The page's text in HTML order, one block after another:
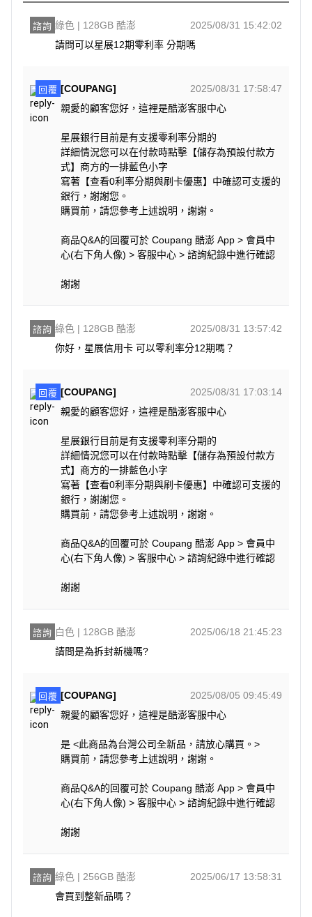
諮詢 綠色 | 128GB 酷澎
2025/08/31 15:42:02
請問可以星展12期零利率 分期嗎
回覆 [COUPANG]
2025/08/31 17:58:47
親愛的顧客您好，這裡是酷澎客服中心
星展銀行目前是有支援零利率分期的
詳細情況您可以在付款時點擊【儲存為預設付款方
式】商方的一排藍色小字
寫著【查看0利率分期與刷卡優惠】中確認可支援的
銀行，謝謝您。
購買前，請您參考上述說明，謝謝。
商品Q&A的回覆可於 Coupang 酷澎 App > 會員中
心(右下角人像) > 客服中心 > 諮詢紀錄中進行確認
謝謝
諮詢 綠色 | 128GB 酷澎
2025/08/31 13:57:42
你好，星展信用卡 可以零利率分12期嗎？
回覆 [COUPANG]
2025/08/31 17:03:14
親愛的顧客您好，這裡是酷澎客服中心
星展銀行目前是有支援零利率分期的
詳細情況您可以在付款時點擊【儲存為預設付款方
式】商方的一排藍色小字
寫著【查看0利率分期與刷卡優惠】中確認可支援的
銀行，謝謝您。
購買前，請您參考上述說明，謝謝。
商品Q&A的回覆可於 Coupang 酷澎 App > 會員中
心(右下角人像) > 客服中心 > 諮詢紀錄中進行確認
謝謝
諮詢 白色 | 128GB 酷澎
2025/06/18 21:45:23
請問是為拆封新機嗎?
回覆 [COUPANG]
2025/08/05 09:45:49
親愛的顧客您好，這裡是酷澎客服中心
是 <此商品為台灣公司全新品，請放心購買。>
購買前，請您參考上述說明，謝謝。
商品Q&A的回覆可於 Coupang 酷澎 App > 會員中
心(右下角人像) > 客服中心 > 諮詢紀錄中進行確認
謝謝
諮詢 綠色 | 256GB 酷澎
2025/06/17 13:58:31
會買到整新品嗎？